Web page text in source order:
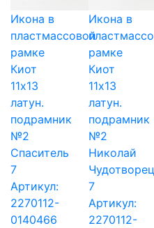
Икона в
пластмассовой
рамке
Киот
11х13
латун.
подрамник
№2
Спаситель
7
Артикул:
2270112-
0140466
Икона в
рамке
Киот
11х13
латун.
подрамник
№2
Николай
Чудотворец
7
Артикул:
2270112-